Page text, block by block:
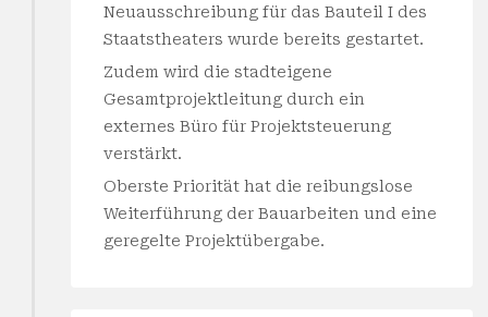
Neuausschreibung für das Bauteil I des
Staatstheaters wurde bereits gestartet.
Zudem wird die stadteigene
Gesamtprojektleitung durch ein
externes Büro für Projektsteuerung
verstärkt.
Oberste Priorität hat die reibungslose
Weiterführung der Bauarbeiten und eine
geregelte Projektübergabe.